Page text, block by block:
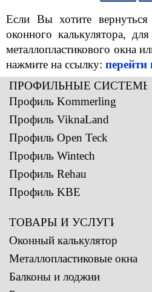
Если Вы хотите
оконного калькулятора,
металлопластикового окна
нажмите на ссылку: перейти
ПРОФИЛЬНЫЕ СИСТЕМЫ
ТОВАРЫ И УСЛУГИ
Профиль Kommerling
Профиль ViknaLand
Профиль Open Teck
Профиль Wintech
Профиль Rehau
Профиль KBE
Оконный калькулятор
Металлопластиковые окна
Балконы и лоджии